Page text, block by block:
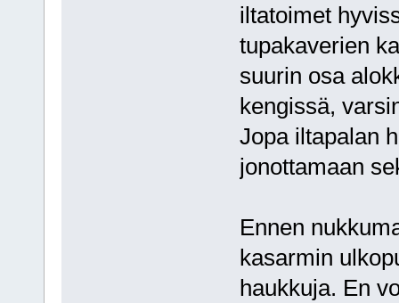
iltatoimet
tupakaverien
suurin osa
kengissä,
Jopa iltapalan
jonottamaan
Ennen
kasarmin
haukkuja. En